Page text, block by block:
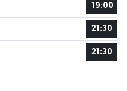
19:00
21:30
21:30